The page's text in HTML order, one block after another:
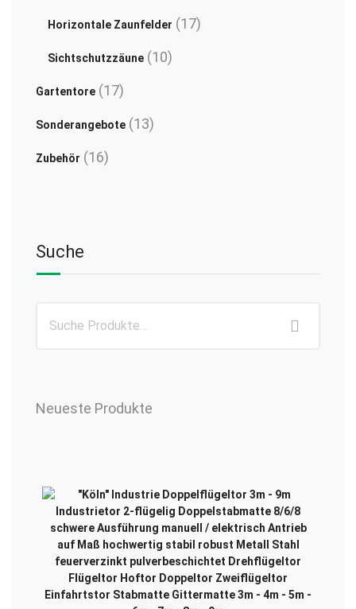
Durchgangstür
Horizontale Zaunfelder 1717
Sichtschutzzäune 1010
Gartentore 1717
Sonderangebote 1313
Zubehör 1616
Suche
Neueste Produkte